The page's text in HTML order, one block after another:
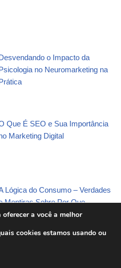
o Impacto da
no Neuromarketing na
Que É SEO e Sua Importância
Marketing Digital
Lógica do Consumo – Verdades
Mentiras Sobre Por Que
de Martin Lindstrom
a você a melhor
cookies estamos usando ou